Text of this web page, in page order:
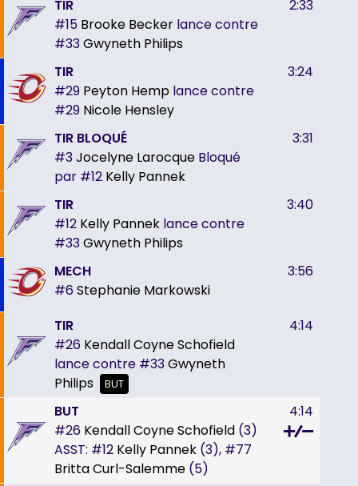
TIR
#15 Brooke Becker lance contre
#33Gwyneth Philips
2:33
TIR
#29 Peyton Hemp lance contre
#29 Nicole Hensley
3:24
TIR BLOQUÉ
#3Jocelyne Larocque Bloqué
par #12 Kelly Pannek
3:31
TIR
#12 Kelly Pannek lance contre
#33Gwyneth Philips
3:40
MECH
#6Stephanie Markowski
3:56
TIR
#26 Kendall Coyne Schofield
lance contre #33Gwyneth
Philips
BUT
4:14
BUT
#26 Kendall Coyne Schofield (3)
ASST: #12 Kelly Pannek (3), #77
Britta Curl-Salemme (5)
4:14